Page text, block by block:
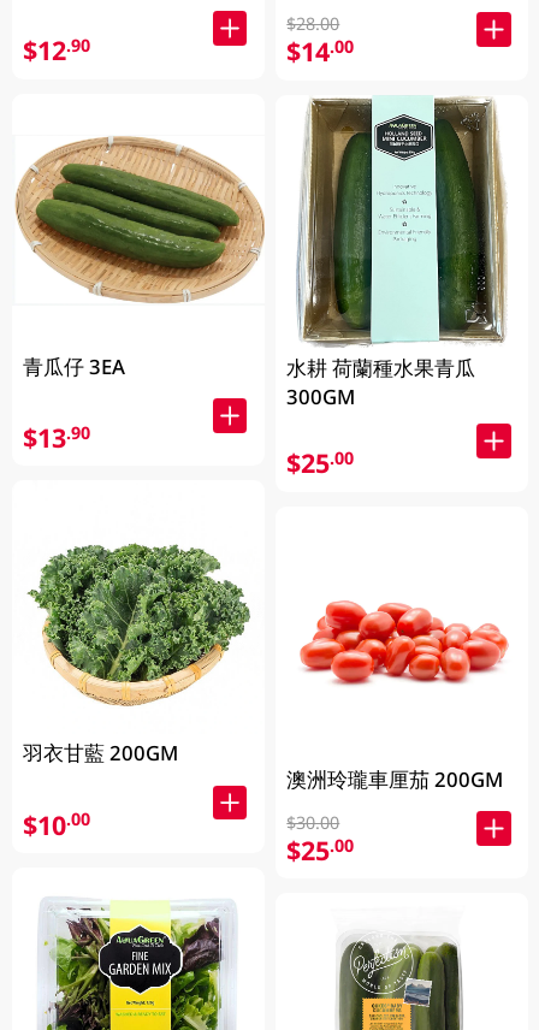
$12.90
青瓜仔 3EA
$13.90
羽衣甘藍 200GM
$10.00
$28.00
$14.00
水耕 荷蘭種水果青瓜
300GM
$25.00
澳洲玲瓏車厘茄 200GM
$30.00
$25.00